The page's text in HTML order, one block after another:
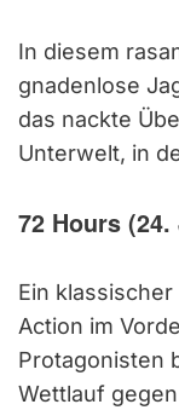
In diesem
gnadenlose
das nackte
Unterwelt, in
72 Hours
Ein
Action im
Protagonisten
Wettlauf